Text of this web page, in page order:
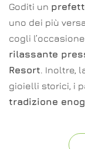
Goditi un
uno dei più
cogli
rilassante
Resort. Inoltre,
gioielli storici, i
tradizione